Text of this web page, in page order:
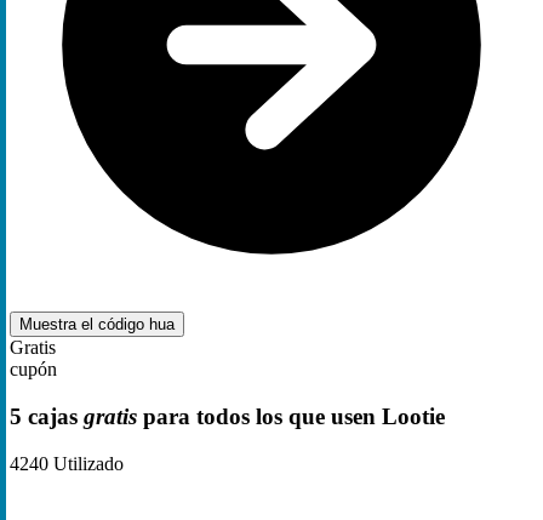
Muestra el código hua
Gratis
cupón
5 cajas gratis para todos los que usen Lootie
4240 Utilizado